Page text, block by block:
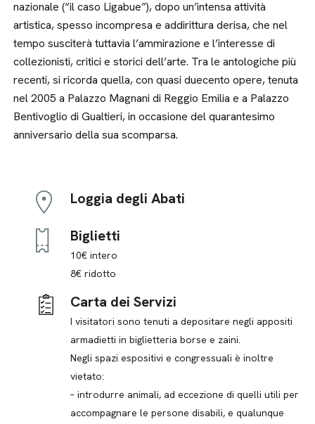
nazionale (“il caso Ligabue”), dopo un’intensa attività
artistica, spesso incompresa e addirittura derisa, che nel
tempo susciterà tuttavia l’ammirazione e l’interesse di
collezionisti, critici e storici dell’arte. Tra le antologiche più
recenti, si ricorda quella, con quasi duecento opere, tenuta
nel 2005 a Palazzo Magnani di Reggio Emilia e a Palazzo
Bentivoglio di Gualtieri, in occasione del quarantesimo
anniversario della sua scomparsa.
Loggia degli Abati
Biglietti
10€ intero
8€ ridotto
Carta dei Servizi
I visitatori sono tenuti a depositare negli appositi
armadietti in biglietteria borse e zaini.
Negli spazi espositivi e congressuali è inoltre
vietato:
– introdurre animali, ad eccezione di quelli utili per
accompagnare le persone disabili, e qualunque